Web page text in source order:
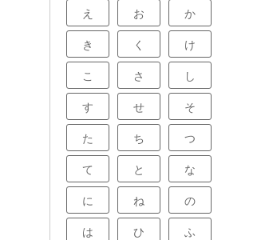
え お か
き く け
こ さ し
す せ そ
た ち つ
て と な
に ね の
は ひ ふ